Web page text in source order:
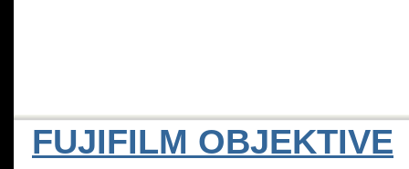
FUJIFILM OBJEKTIVE